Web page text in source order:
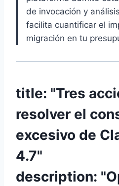
de invocación y
facilita cuantificar el
migración en tu
title: "Tres
resolver el
excesivo de
4.7"
description: